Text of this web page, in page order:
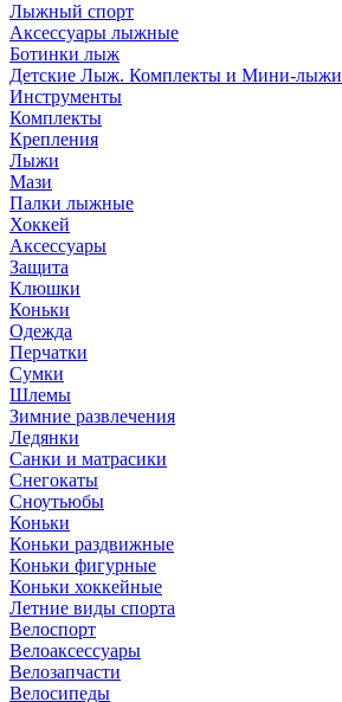
Лыжный спорт
Аксессуары лыжные
Ботинки лыж
Детские Лыж. Комплекты и Мини-лыжи
Инструменты
Комплекты
Крепления
Лыжи
Мази
Палки лыжные
Хоккей
Аксессуары
Защита
Клюшки
Коньки
Одежда
Перчатки
Сумки
Шлемы
Зимние развлечения
Ледянки
Санки и матрасики
Снегокаты
Сноутьюбы
Коньки
Коньки раздвижные
Коньки фигурные
Коньки хоккейные
Летние виды спорта
Велоспорт
Велоаксессуары
Велозапчасти
Велосипеды